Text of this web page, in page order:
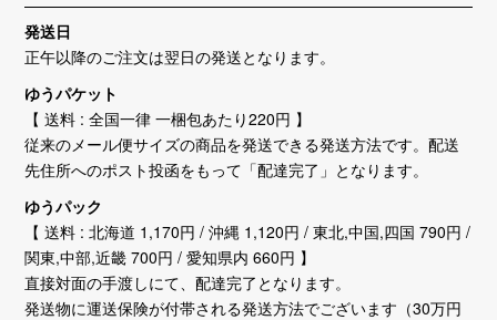
発送日
正午以降のご注文は翌日の発送となります。
ゆうパケット
【 送料 : 全国一律 一梱包あたり220円 】
従来のメール便サイズの商品を発送できる発送方法です。配送
先住所へのポスト投函をもって「配達完了」となります。
ゆうパック
【 送料 : 北海道 1,170円 / 沖縄 1,120円 / 東北,中国,四国 790円 /
関東,中部,近畿 700円 / 愛知県内 660円 】
直接対面の手渡しにて、配達完了となります。
発送物に運送保険が付帯される発送方法でございます（30万円